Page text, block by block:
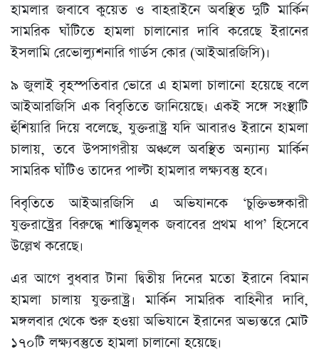
হামলার জবাবে কুয়েত ও বাহরাইনে অবস্থিত দুটি মার্কিন
সামরিক ঘাঁটিতে হামলা চালানোর দাবি করেছে ইরানের
ইসলামি রেভোল্যুশনারি গার্ডস কোর (আইআরজিসি)।
৯ জুলাই বৃহস্পতিবার ভোরে এ হামলা চালানো হয়েছে বলে
আইআরজিসি এক বিবৃতিতে জানিয়েছে। একই সঙ্গে সংস্থাটি
হুঁশিয়ারি দিয়ে বলেছে, যুক্তরাষ্ট্র যদি আবারও ইরানে হামলা
চালায়, তবে উপসাগরীয় অঞ্চলে অবস্থিত অন্যান্য মার্কিন
সামরিক ঘাঁটিও তাদের পাল্টা হামলার লক্ষ্যবস্তু হবে।
বিবৃতিতে আইআরজিসি এ অভিযানকে ‘চুক্তিভঙ্গকারী
যুক্তরাষ্ট্রের বিরুদ্ধে শাস্তিমূলক জবাবের প্রথম ধাপ’ হিসেবে
উল্লেখ করেছে।
এর আগে বুধবার টানা দ্বিতীয় দিনের মতো ইরানে বিমান
হামলা চালায় যুক্তরাষ্ট্র। মার্কিন সামরিক বাহিনীর দাবি,
মঙ্গলবার থেকে শুরু হওয়া অভিযানে ইরানের অভ্যন্তরে মোট
১৭০টি লক্ষ্যবস্তুতে হামলা চালানো হয়েছে।